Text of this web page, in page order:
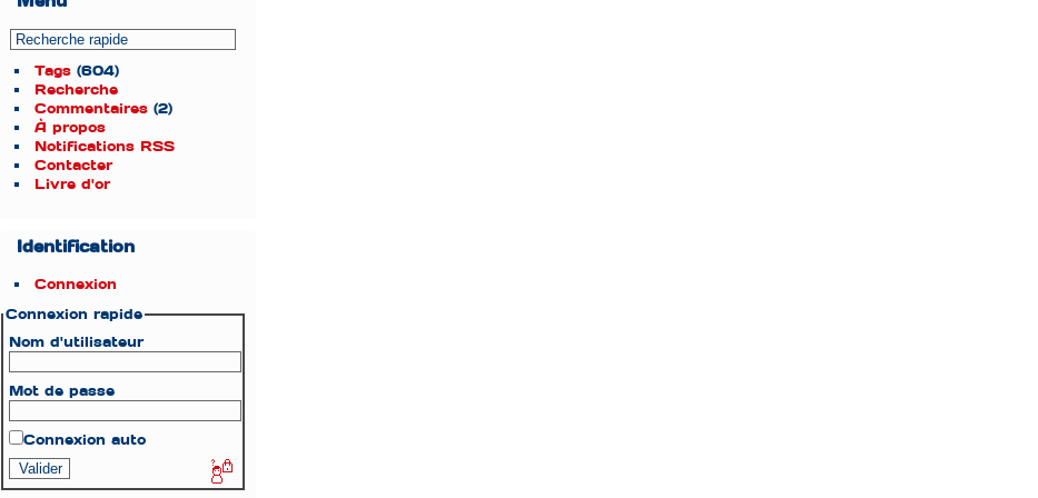
Tags (604)
Recherche
Commentaires (2)
À propos
Notifications RSS
Contacter
Livre d'or
Identification
Connexion
Connexion rapide
Nom d'utilisateur
Mot de passe
Connexion auto